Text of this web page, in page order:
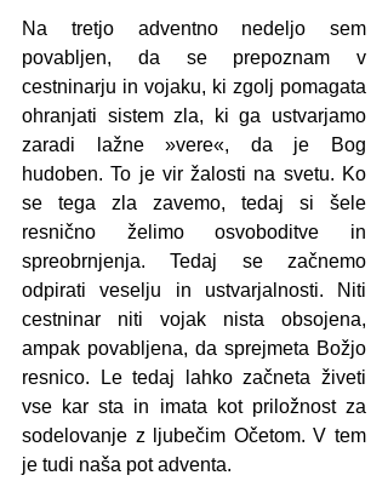
Na tretjo adventno nedeljo sem
povabljen, da se prepoznam v
cestninarju in vojaku, ki zgolj pomagata
ohranjati sistem zla, ki ga ustvarjamo
zaradi lažne »vere«, da je Bog
hudoben. To je vir žalosti na svetu. Ko
se tega zla zavemo, tedaj si šele
resnično želimo osvoboditve in
spreobrnjenja. Tedaj se začnemo
odpirati veselju in ustvarjalnosti. Niti
cestninar niti vojak nista obsojena,
ampak povabljena, da sprejmeta Božjo
resnico. Le tedaj lahko začneta živeti
vse kar sta in imata kot priložnost za
sodelovanje z ljubečim Očetom. V tem
je tudi naša pot adventa.